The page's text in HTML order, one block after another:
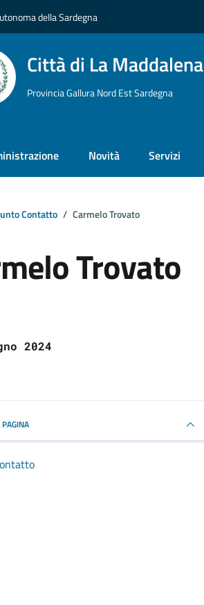
della Sardegna
Città di La Maddalena
Provincia Gallura Nord Est Sardegna
Novità Servizi
Contatto Carmelo Trovato
Trovato
2024